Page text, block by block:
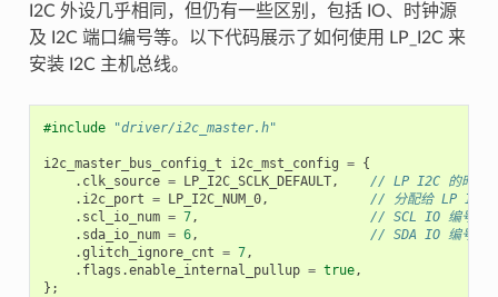
I2C 外设几乎相同，但仍有一些区别，包括 IO、时钟源
及 I2C 端口编号等。以下代码展示了如何使用 LP_I2C 来
安装 I2C 主机总线。
#include "driver/i2c_master.h"
i2c_master_bus_config_t i2c_mst_config = {
. clk_source = LP_I2C_SCLK_DEFAULT,
// LP I2C 的时钟
. i2c_port = LP_I2C_NUM_0,
// 分配给 LP I2C
. scl_io_num = 7,
// SCL IO 编号。请
. sda_io_num = 6,
// SDA IO 编号号。
.glitch_ignore_cnt = 7,
. flags .enable_internal_pullup = true,
};